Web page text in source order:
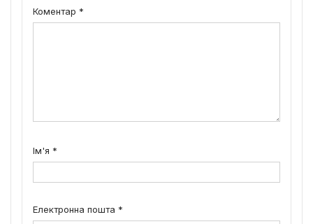
Коментар *
Ім'я *
Електронна пошта *